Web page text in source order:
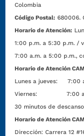
Colombia
Código Postal: 680006.
Horario de Atención:
1:00 p.m. a 5:30 p.m. /
7:00 a.m. a 5:00 p.m.,
Horario de Atención
Lunes a jueves: 7:00
Viernes: 7:00 a.m.
30 minutos de
Horario de Atención
Dirección:Carrera 12